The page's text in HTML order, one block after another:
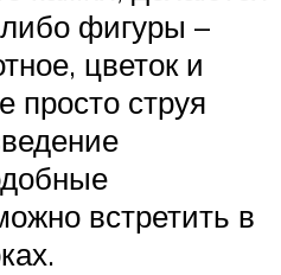
фигуры –
цветок и
просто струя
встретить в